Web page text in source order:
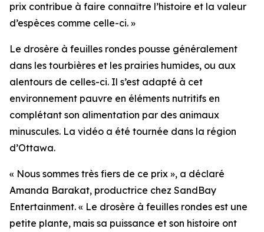
prix contribue à faire connaître l’histoire et la valeur
d’espèces comme celle-ci. »
Le drosère à feuilles rondes pousse généralement
dans les tourbières et les prairies humides, ou aux
alentours de celles-ci. Il s’est adapté à cet
environnement pauvre en éléments nutritifs en
complétant son alimentation par des animaux
minuscules. La vidéo a été tournée dans la région
d’Ottawa.
« Nous sommes très fiers de ce prix », a déclaré
Amanda Barakat, productrice chez SandBay
Entertainment. « Le drosère à feuilles rondes est une
petite plante, mais sa puissance et son histoire ont